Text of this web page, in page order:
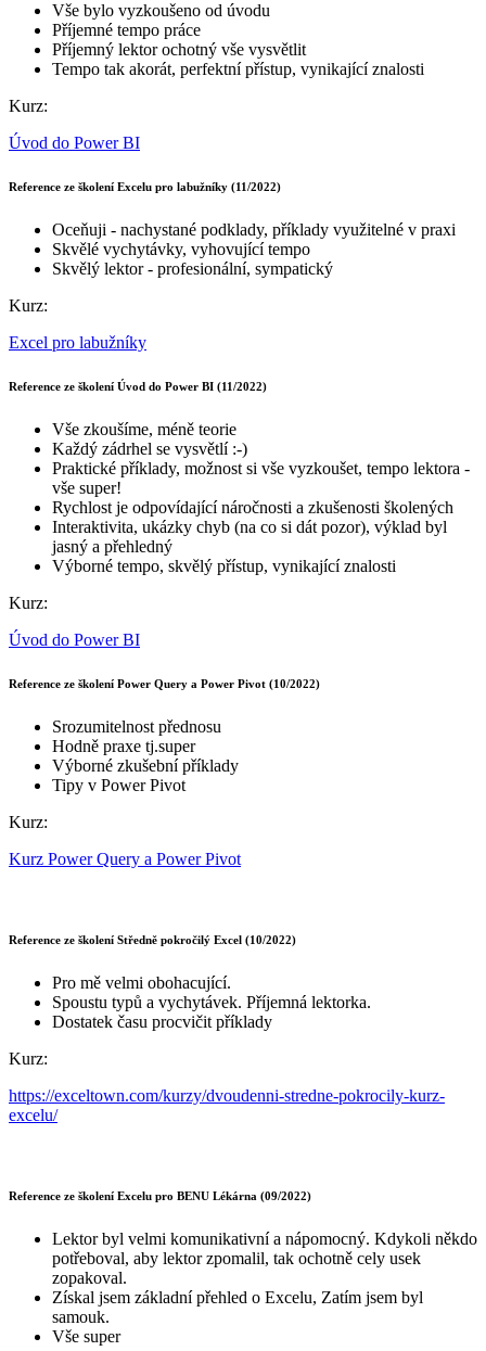
Vše bylo vyzkoušeno od úvodu
Příjemné tempo práce
Příjemný lektor ochotný vše vysvětlit
Tempo tak akorát, perfektní přístup, vynikající znalosti
Kurz:
Úvod do Power BI
Reference ze školení Excelu pro labužníky (11/2022)
Oceňuji - nachystané podklady, příklady využitelné v praxi
Skvělé vychytávky, vyhovující tempo
Skvělý lektor - profesionální, sympatický
Kurz:
Excel pro labužníky
Reference ze školení Úvod do Power BI (11/2022)
Vše zkoušíme, méně teorie
Každý zádrhel se vysvětlí :-)
Praktické příklady, možnost si vše vyzkoušet, tempo lektora -
vše super!
Rychlost je odpovídající náročnosti a zkušenosti školených
Interaktivita, ukázky chyb (na co si dát pozor), výklad byl
jasný a přehledný
Výborné tempo, skvělý přístup, vynikající znalosti
Kurz:
Úvod do Power BI
Reference ze školení Power Query a Power Pivot (10/2022)
Srozumitelnost přednosu
Hodně praxe tj.super
Výborné zkušební příklady
Tipy v Power Pivot
Kurz:
Kurz Power Query a Power Pivot
Reference ze školení Středně pokročilý Excel (10/2022)
Pro mě velmi obohacující.
Spoustu typů a vychytávek. Příjemná lektorka.
Dostatek času procvičit příklady
Kurz:
https://exceltown.com/kurzy/dvoudenni-stredne-pokrocily-kurz-
excelu/
Reference ze školení Excelu pro BENU Lékárna (09/2022)
Lektor byl velmi komunikativní a nápomocný. Kdykoli někdo
potřeboval, aby lektor zpomalil, tak ochotně cely usek
zopakoval.
Získal jsem základní přehled o Excelu, Zatím jsem byl
samouk.
Vše super